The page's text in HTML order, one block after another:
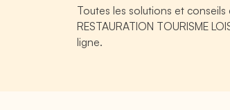
Toutes les solutions et conseils
RESTAURATION TOURISME
ligne.